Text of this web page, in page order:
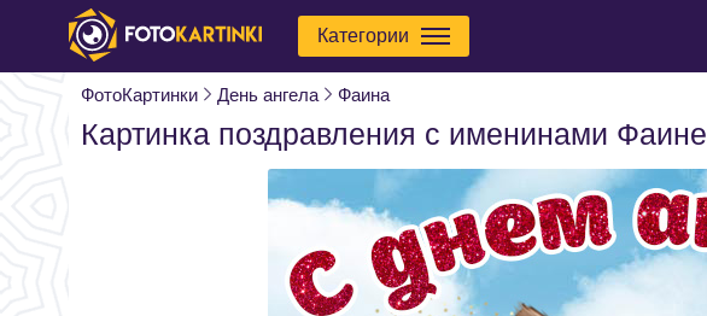
Категории
ФотоКартинки День ангела Фаина
Картинка поздравления с именинами Фаине